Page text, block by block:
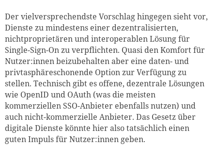
Der vielversprechendste Vorschlag hingegen sieht vor,
Dienste zu mindestens einer dezentralisierten,
nichtproprietären und interoperablen Lösung für
Single-Sign-On zu verpflichten. Quasi den Komfort für
Nutzer:innen beizubehalten aber eine daten- und
privtasphäreschonende Option zur Verfügung zu
stellen. Technisch gibt es offene, dezentrale Lösungen
wie OpenID und OAuth (was die meisten
kommerziellen SSO-Anbieter ebenfalls nutzen) und
auch nicht-kommerzielle Anbieter. Das Gesetz über
digitale Dienste könnte hier also tatsächlich einen
guten Impuls für Nutzer:innen geben.